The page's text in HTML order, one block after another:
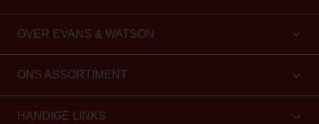
OVER EVANS & WATSON
ONS ASSORTIMENT
HANDIGE LINKS